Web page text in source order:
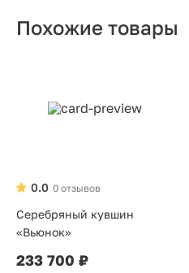
Похожие товары
0 отзывов
0.0
Серебряный кувшин
«Вьюнок»
233 700 ₽